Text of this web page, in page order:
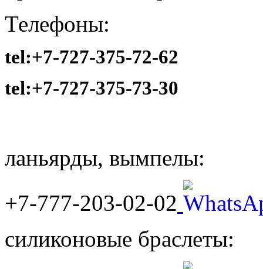
Телефоны:
tel:+7-727-375-72-62
tel:+7-727-375-73-30
ланьярды, вымпелы:
+7-777-203-02-02
силиконовые браслеты: